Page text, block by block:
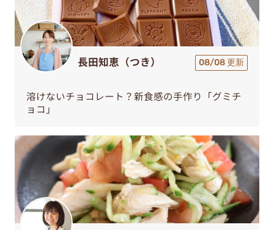
長田知恵（つき） 08/08 更新
溶けないチョコレート？新食感の手作り「グミチ
ョコ」